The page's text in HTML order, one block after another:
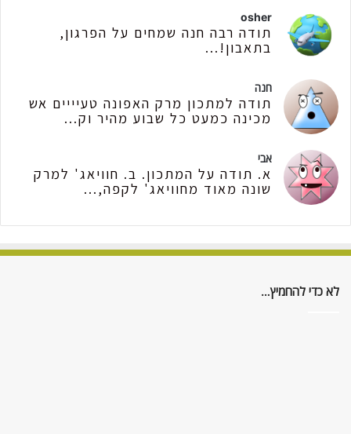
osher
תודה רבה חנה שמחים על הפרגון,
בתאבון!...
חנה
תודה למתכון מרק האפונה טעיייים אש
מכינה כמעט כל שבוע מהיר וק...
אבי
א. תודה על המתכון. ב. חוויאג' למרק
שונה מאוד מחוויאג' לקפה,...
לא כדי להחמיץ…